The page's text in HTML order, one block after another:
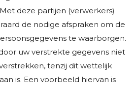
deze partijen (verwerkers)
de nodige afspraken om de
te waarborgen.
uw verstrekte gegevens niet
tenzij dit wettelijk
is. Een voorbeeld hiervan is